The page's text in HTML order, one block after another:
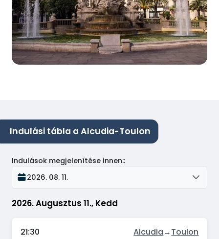
Indulási tábla a Alcudia-Toulon
2026. Augusztus 11., Kedd
Indulások megjelenítése innen::
2026. 08. 11.
21:30 Alcudia→Toulon